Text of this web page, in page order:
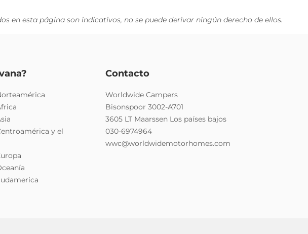
en esta página son indicativos, no se puede derivar ningún derecho de ellos.
y el
Contacto
Worldwide Campers
Bisonspoor 3002-A701
3605 LT Maarssen Los países bajos
030-6974964
wwc@worldwidemotorhomes.com